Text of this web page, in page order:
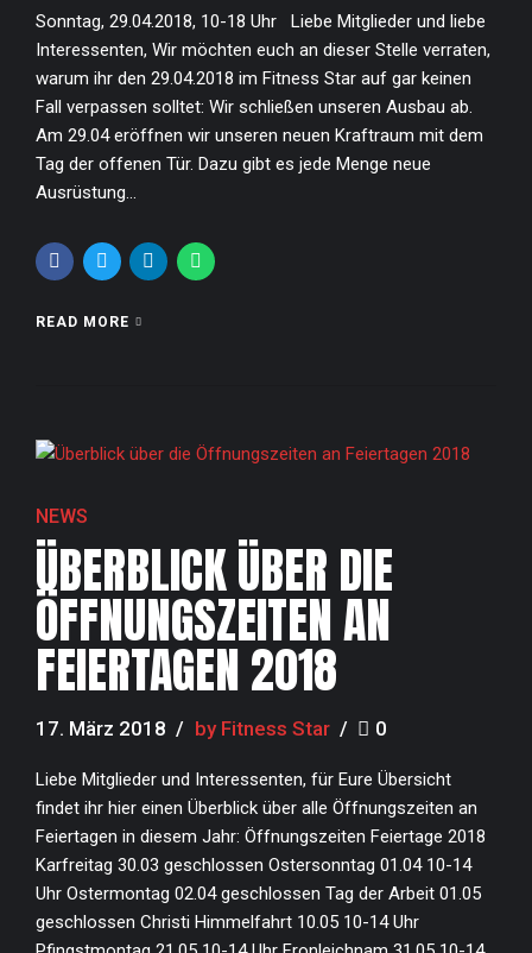
Sonntag, 29.04.2018, 10-18 Uhr Liebe Mitglieder und liebe
Interessenten, Wir möchten euch an dieser Stelle verraten,
warum ihr den 29.04.2018 im Fitness Star auf gar keinen
Fall verpassen solltet: Wir schließen unseren Ausbau ab.
Am 29.04 eröffnen wir unseren neuen Kraftraum mit dem
Tag der offenen Tür. Dazu gibt es jede Menge neue
Ausrüstung...
READ MORE
NEWS
ÜBERBLICK ÜBER DIE
ÖFFNUNGSZEITEN AN
FEIERTAGEN 2018
17. März 2018 by Fitness Star 0
Liebe Mitglieder und Interessenten, für Eure Übersicht
findet ihr hier einen Überblick über alle Öffnungszeiten an
Feiertagen in diesem Jahr: Öffnungszeiten Feiertage 2018
Karfreitag 30.03 geschlossen Ostersonntag 01.04 10-14
Uhr Ostermontag 02.04 geschlossen Tag der Arbeit 01.05
geschlossen Christi Himmelfahrt 10.05 10-14 Uhr